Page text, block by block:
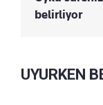
belirliyor
UYURKEN